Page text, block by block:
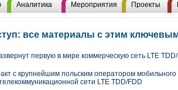
Аналитика Мероприятия Проекты
все материалы с этим
первую в мире коммерческую сеть LTE
с крупнейшим польским оператором
сети LTE TDD/FDD